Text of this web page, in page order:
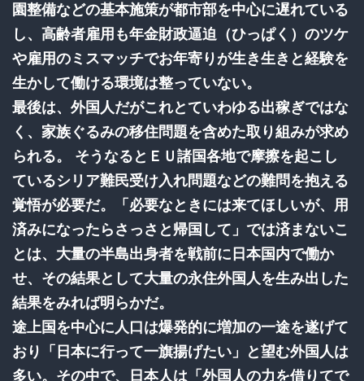
園整備などの基本施策が都市部を中心に遅れている
し、高齢者雇用も年金財政逼迫（ひっぱく）のツケ
や雇用のミスマッチでお年寄りが生き生きと経験を
生かして働ける環境は整っていない。
最後は、外国人だがこれとていわゆる出稼ぎではな
く、家族ぐるみの移住問題を含めた取り組みが求め
られる。 そうなるとＥＵ諸国各地で摩擦を起こし
ているシリア難民受け入れ問題などの難問を抱える
覚悟が必要だ。「必要なときには来てほしいが、用
済みになったらさっさと帰国して」では済まないこ
とは、大量の半島出身者を戦前に日本国内で働か
せ、その結果として大量の永住外国人を生み出した
結果をみれば明らかだ。
途上国を中心に人口は爆発的に増加の一途を遂げて
おり「日本に行って一旗揚げたい」と望む外国人は
多い。その中で、日本人は「外国人の力を借りてで